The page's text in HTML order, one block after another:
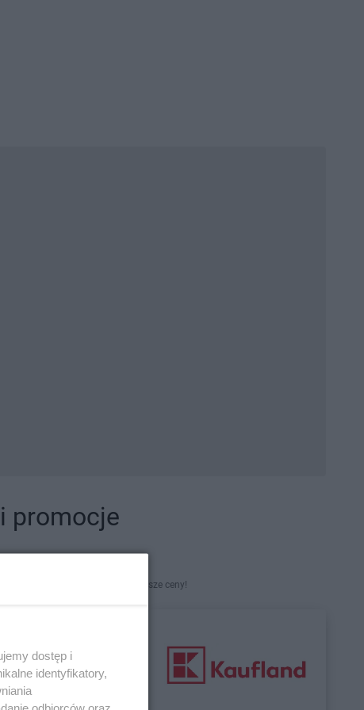
promocje
Najlepsze promocje i najniższe ceny!
dostęp i
identyfikatory,
odbiorców oraz